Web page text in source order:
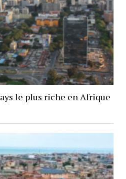
le plus riche en Afrique